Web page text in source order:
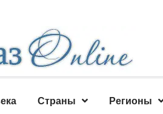
Страны Регионы